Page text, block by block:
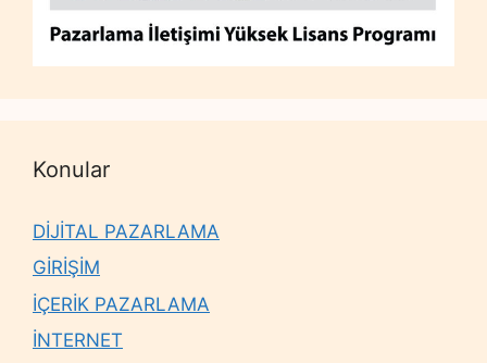
Konular
DİJİTAL PAZARLAMA
GİRİŞİM
İÇERİK PAZARLAMA
İNTERNET